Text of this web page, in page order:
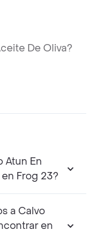
De Oliva?
Atun En
Frog 23?
a Calvo
en